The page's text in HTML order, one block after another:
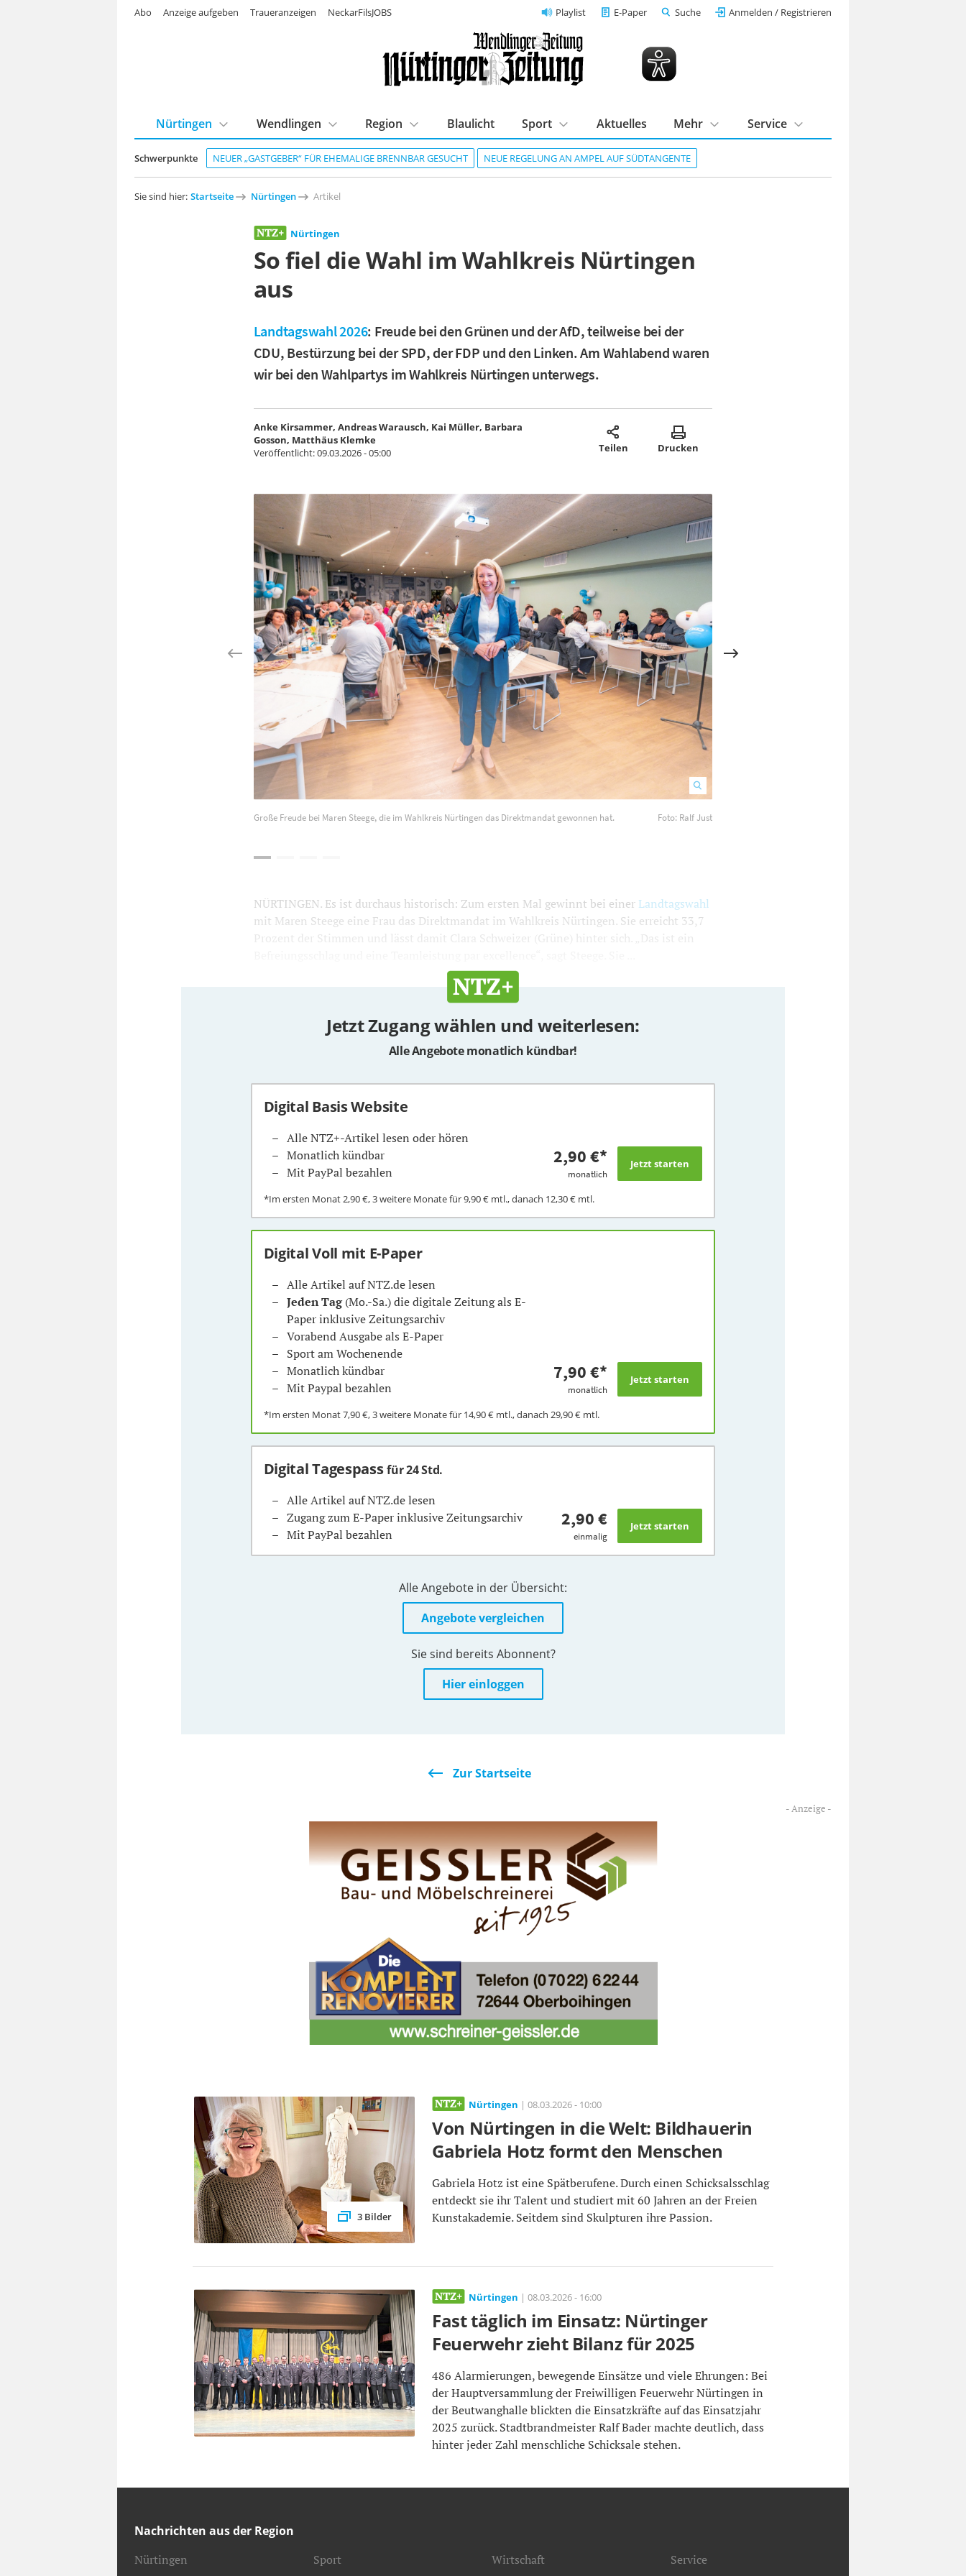
Playlist E-Paper Suche Anmelden / Registrieren
Schwerpunkte NEUER „GASTGEBER“ FÜR EHEMALIGE BRENNBAR GESUCHT NEUE REGELUNG AN AMPEL AUF SÜDTANGENTE
Nürtingen Wendlingen Region Blaulicht Sport Aktuelles Mehr Service
Abo Anzeige aufgeben Traueranzeigen NeckarFilsJOBS
Sie sind hier: Startseite Nürtingen Artikel
Nürtingen
So fiel die Wahl im Wahlkreis Nürtingen
aus
Landtagswahl 2026: Freude bei den Grünen und der AfD, teilweise bei der
CDU, Bestürzung bei der SPD, der FDP und den Linken. Am Wahlabend waren
wir bei den Wahlpartys im Wahlkreis Nürtingen unterwegs.
Anke Kirsammer, Andreas Warausch, Kai Müller, Barbara
Gosson, Matthäus Klemke
Veröffentlicht:09.03.2026 - 05:00 Teilen Drucken
Große Freude bei Maren Steege, die im Wahlkreis Nürtingen das Direktmandat gewonnen hat. Foto: Ralf Just
NÜRTINGEN. Es ist durchaus historisch: Zum ersten Mal gewinnt bei einer Landtagswahl
mit Maren Steege eine Frau das Direktmandat im Wahlkreis Nürtingen. Sie erreicht 33,7
Prozent der Stimmen und lässt damit Clara Schweizer (Grüne) hinter sich. „Das ist ein
Jetzt Zugang wählen und weiterlesen:
Alle Angebote monatlich kündbar!
Digital Basis Website
Alle NTZ+-Artikel lesen oder hören
Monatlich kündbar
Mit PayPal bezahlen
2,90 €*
monatlich
*Im ersten Monat2,90 €, 3 weitere Monate für9,90 €mtl., danach 12,30 €mtl.
Digital Voll mit E-Paper
Alle Artikel auf NTZ.de lesen
Jeden Tag(Mo.-Sa.) die digitale Zeitung als E-
Paper inklusive Zeitungsarchiv
Vorabend Ausgabe als E-Paper
Sport am Wochenende
Monatlich kündbar
Mit Paypal bezahlen
7,90 €*
monatlich
*Im ersten Monat7,90 €, 3 weitere Monate für 14,90 €mtl., danach 29,90 €mtl.
Digital Tagespassfür 24 Std.
Alle Artikel auf NTZ.de lesen
Zugang zum E-Paper inklusive Zeitungsarchiv
Mit PayPal bezahlen
2,90 €
einmalig
Alle Angebote in der Übersicht:
Angebote vergleichen
Sie sind bereits Abonnent?
Hier einloggen
Zur Startseite
3 Bilder
Nürtingen | 08.03.2026 - 10:00
Von Nürtingen in die Welt: Bildhauerin
Gabriela Hotz formt den Menschen
Gabriela Hotz ist eine Spätberufene. Durch einen Schicksalsschlag
entdeckt sie ihr Talent und studiert mit 60 Jahren an der Freien
Kunstakademie. Seitdem sind Skulpturen ihre Passion.
Nürtingen | 08.03.2026 - 16:00
Fast täglich im Einsatz: Nürtinger
Feuerwehr zieht Bilanz für 2025
486 Alarmierungen, bewegende Einsätze und viele Ehrungen: Bei
der Hauptversammlung der Freiwilligen Feuerwehr Nürtingen in
der Beutwanghalle blickten die Einsatzkräfte auf das Einsatzjahr
2025 zurück. Stadtbrandmeister Ralf Bader machte deutlich, dass
hinter jeder Zahl menschliche Schicksale stehen.
Nachrichten aus der Region
Nürtingen
Sport
Wirtschaft
Service